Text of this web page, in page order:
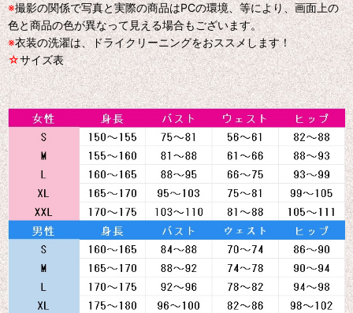
※撮影の関係で写真と実際の商品はPCの環境、等により、画面上の
色と商品の色が異なって見える場合もございます。
※衣装の洗濯は、ドライクリーニングをおススメします！
☆サイズ表